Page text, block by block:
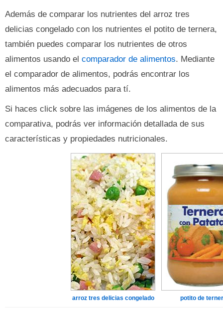
Además de comparar los nutrientes del arroz tres
delicias congelado con los nutrientes el potito de ternera,
también puedes comparar los nutrientes de otros
alimentos usando el comparador de alimentos. Mediante
el comparador de alimentos, podrás encontrar los
alimentos más adecuados para tí.
Si haces click sobre las imágenes de los alimentos de la
comparativa, podrás ver información detallada de sus
características y propiedades nutricionales.
arroz tres delicias congelado potito de